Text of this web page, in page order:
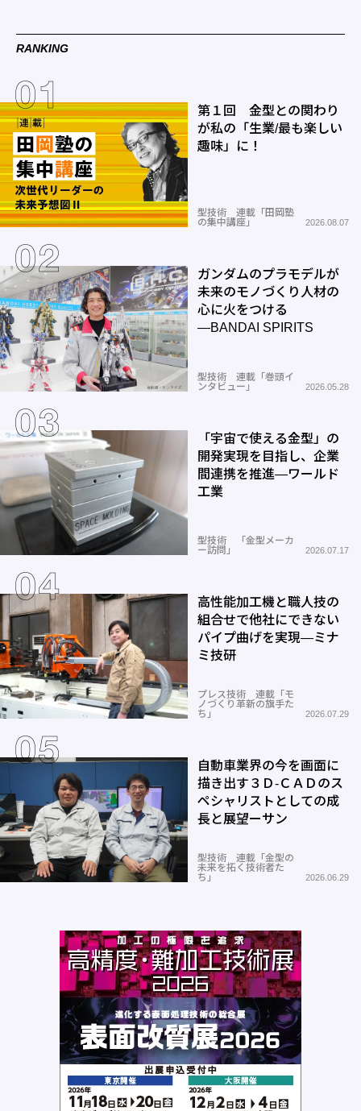
RANKING
第１回 金型との関わり
が私の「生業/最も楽しい
趣味」に！
型技術 連載「田岡塾
の集中講座」
2026.08.07
ガンダムのプラモデルが
未来のモノづくり人材の
心に火をつける
―BANDAI SPIRITS
型技術 連載「巻頭イ
ンタビュー」
2026.05.28
「宇宙で使える金型」の
開発実現を目指し、企業
間連携を推進―ワールド
工業
型技術 「金型メーカ
ー訪問」
2026.07.17
高性能加工機と職人技の
組合せで他社にできない
パイプ曲げを実現―ミナ
ミ技研
プレス技術 連載「モ
ノづくり革新の旗手た
ち」
2026.07.29
自動車業界の今を画面に
描き出す３Ｄ-ＣＡＤのス
ペシャリストとしての成
長と展望ーサン
型技術 連載「金型の
未来を拓く技術者た
ち」
2026.06.29